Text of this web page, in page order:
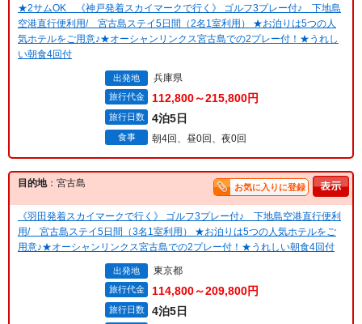
★2サムOK 《神戸発着スカイマークで行く》 ゴルフ3プレー付♪ 下地島
空港直行便利用/ 宮古島ステイ5日間（2名1室利用） ★お泊りは5つの人
気ホテルをご用意♪★オーシャンリンクス宮古島での2プレー付！★うれし
い朝食4回付
出発地 兵庫県
旅行代金 112,800～215,800円
旅行日数 4泊5日
食事 朝4回、昼0回、夜0回
目的地：宮古島 お気に入りに登録
《羽田発着スカイマークで行く》 ゴルフ3プレー付♪ 下地島空港直行便利
用/ 宮古島ステイ5日間（3名1室利用） ★お泊りは5つの人気ホテルをご
用意♪★オーシャンリンクス宮古島での2プレー付！★うれしい朝食4回付
出発地 東京都
旅行代金 114,800～209,800円
旅行日数 4泊5日